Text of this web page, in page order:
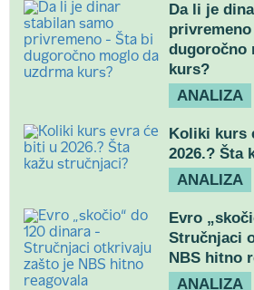
Da li je
dugoročno
kurs?
ANALIZA
Koliki kurs
2026.? Šta
ANALIZA
Evro
Stručnjaci
NBS hitno
ANALIZA